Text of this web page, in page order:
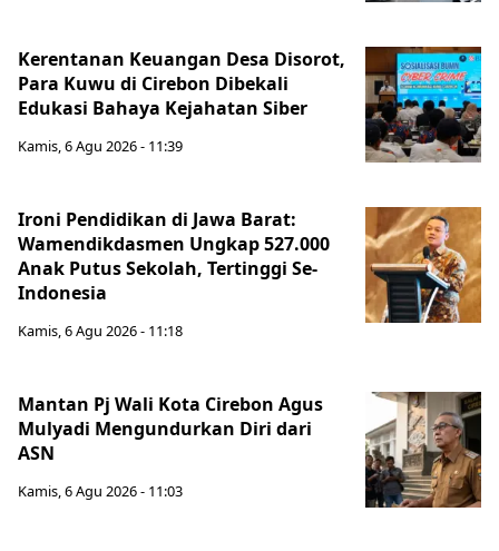
Kerentanan Keuangan Desa Disorot,
Para Kuwu di Cirebon Dibekali
Edukasi Bahaya Kejahatan Siber
Kamis, 6 Agu 2026 - 11:39
Ironi Pendidikan di Jawa Barat:
Wamendikdasmen Ungkap 527.000
Anak Putus Sekolah, Tertinggi Se-
Indonesia
Kamis, 6 Agu 2026 - 11:18
Mantan Pj Wali Kota Cirebon Agus
Mulyadi Mengundurkan Diri dari
ASN
Kamis, 6 Agu 2026 - 11:03